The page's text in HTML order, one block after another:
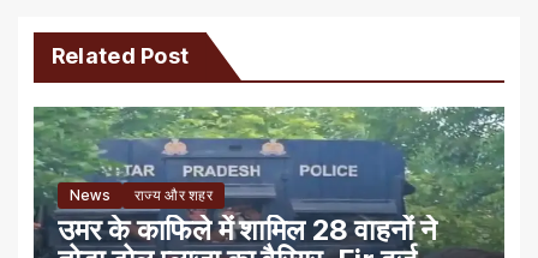
Related Post
News राज्य और शहर
उमर के काफिले में शामिल 28 वाहनों ने